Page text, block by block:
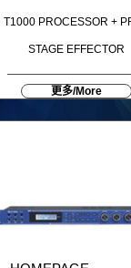
T1000 PROCESSOR +
STAGE EFFECTOR
更多/More